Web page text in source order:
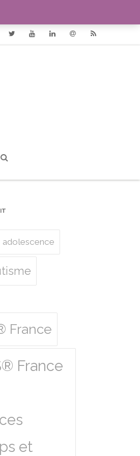
adolescence
France
France
et